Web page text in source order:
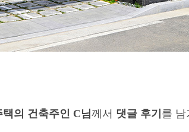
의 건축주인 C님 께서 댓글 후기 를 남